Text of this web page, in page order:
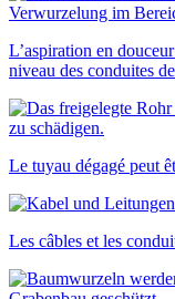
L’aspiration en
niveau des conduites
Le tuyau dégagé peut
Les câbles et les